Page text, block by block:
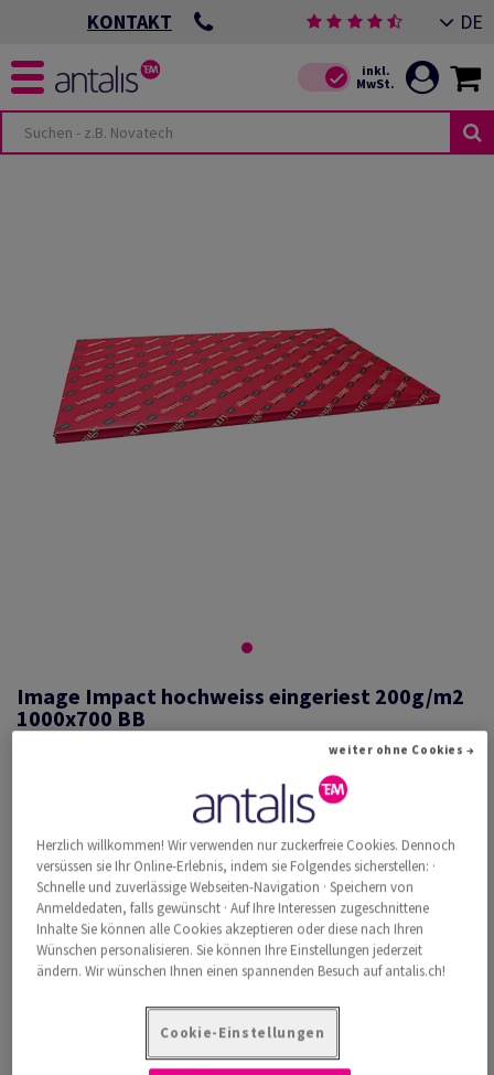
KONTAKT DE
Image Impact hochweiss eingeriest 200g/m2
1000x700 BB
Image, Impact, hochweiss, holzfrei ECF, 200g/m2, 1000mm x 700mm,
B1, BB, Paket zu 125 Bogen/Blatt, FSC Mix Credit
Weitere Produktinformationen
Produkt weiterempfehlen
Katalogpreis inkl. MwSt.
CHF 2'081.57 35.06% Rabatt
CHF 1'351.68
Herzlich willkommen! Wir verwenden nur zuckerfreie Cookies. Dennoch
versüssen sie Ihr Online-Erlebnis, indem sie Folgendes sicherstellen: ·
Schnelle und zuverlässige Webseiten-Navigation · Speichern von
Anmeldedaten, falls gewünscht · Auf Ihre Interessen zugeschnittene
Inhalte Sie können alle Cookies akzeptieren oder diese nach Ihren
Wünschen personalisieren. Sie können Ihre Einstellungen jederzeit
ändern. Wir wünschen Ihnen einen spannenden Besuch auf antalis.ch!
Cookie-Einstellungen
weiter ohne Cookies →